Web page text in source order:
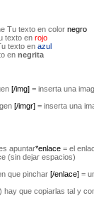
Tu texto en color negro
texto en rojo
texto en azul
en negrita
[/img]= inserta una
[/imgr]= inserta una
apuntar*enlace= el
(sin dejar espacios)
que pinchar [/enlace]=
hay que copiarlas tal y